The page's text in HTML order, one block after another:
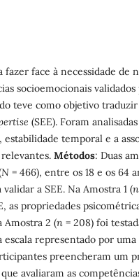
fazer face à necessidade de
socioemocionais
teve como objetivo traduzir
(SEE). Foram
temporal e a
Métodos: Duas
N = 466), entre os 18 e os 64
a SEE. Na Amostra 1 (n
as propriedades
Amostra 2 (n = 208) foi
escala representado por
preencheram um
avaliaram as